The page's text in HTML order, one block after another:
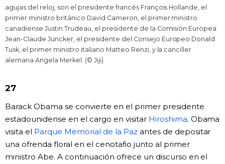
agujas del reloj, son el presidente francés François Hollande, el
primer ministro británico David Cameron, el primer ministro
canadiense Justin Trudeau, el presidente de la Comisión Europea
Jean-Claude Juncker, el presidente del Consejo Europeo Donald
Tusk, el primer ministro italiano Matteo Renzi, y la canciller
alemana Angela Merkel. (© Jiji)
27
Barack Obama se convierte en el primer presidente
estadounidense en el cargo en visitar Hiroshima. Obama
visita el Parque Memorial de la Pazantes de depositar
una ofrenda floral en el cenotafio junto al primer
ministro Abe. A continuación ofrece un discurso en el